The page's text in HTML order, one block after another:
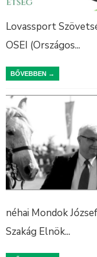
Lovassport
OSEI (Országos...
BŐVEBBEN →
néhai Mondok
Szakág Elnök...